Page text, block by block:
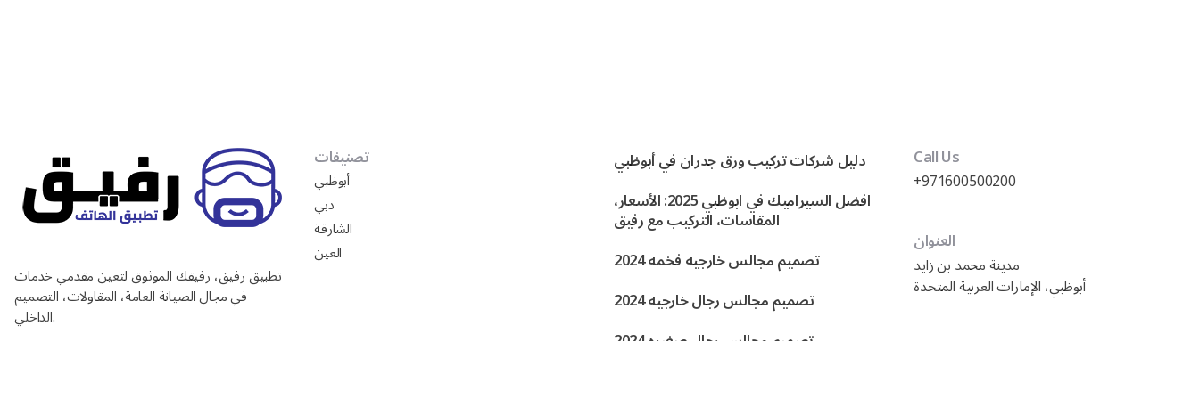
تطبيق رفيق، رفيقك الموثوق لتعين مقدمي خدمات
في مجال الصيانة العامة، المقاولات، التصميم
الداخلي.
تصنيفات
أبوظبي
دبي
الشارقة
العين
دليل شركات تركيب ورق جدران في أبوظبي
افضل السيراميك في ابوظبي 2025: الأسعار،
المقاسات، التركيب مع رفيق
تصميم مجالس خارجيه فخمه 2024
تصميم مجالس رجال خارجيه 2024
تصميم مجالس رجال صغيره 2024
Call Us
+971600500200
العنوان
مدينة محمد بن زايد
أبوظبي، الإمارات العربية المتحدة